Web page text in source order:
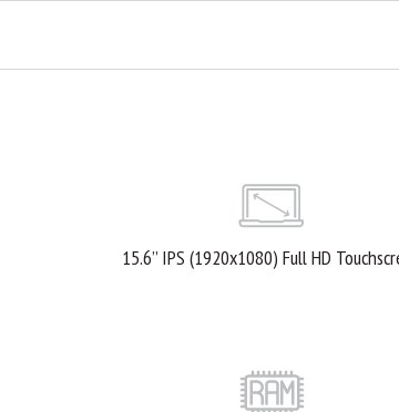
15.6’’ IPS (1920x1080) Full HD